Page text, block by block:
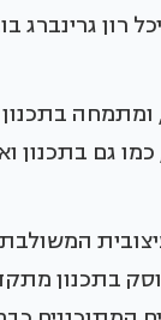
גרינברג
גם בתכנון
בתכנון